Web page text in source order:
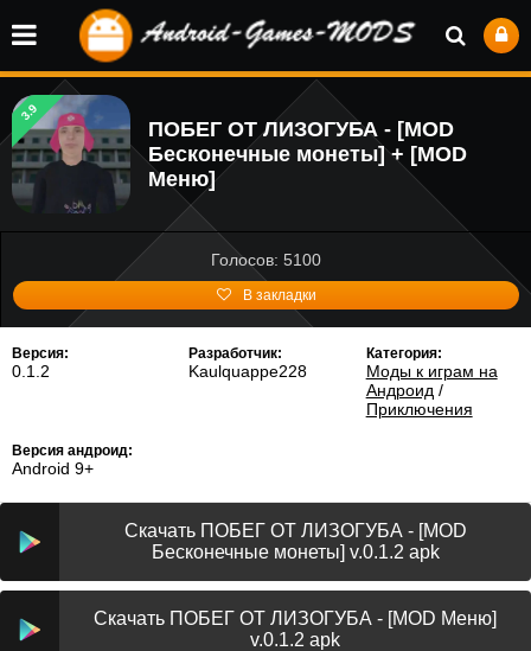
3.9
ПОБЕГ ОТ ЛИЗОГУБА - [MOD
Бесконечные монеты] + [MOD
Меню]
Голосов: 5100
В закладки
Версия:
0.1.2
Разработчик:
Kaulquappe228
Категория:
Моды к играм на
Андроид /
Приключения
Версия андроид:
Android 9+
Скачать ПОБЕГ ОТ ЛИЗОГУБА - [MOD
Бесконечные монеты] v.0.1.2 apk
Скачать ПОБЕГ ОТ ЛИЗОГУБА - [MOD Меню]
v.0.1.2 apk